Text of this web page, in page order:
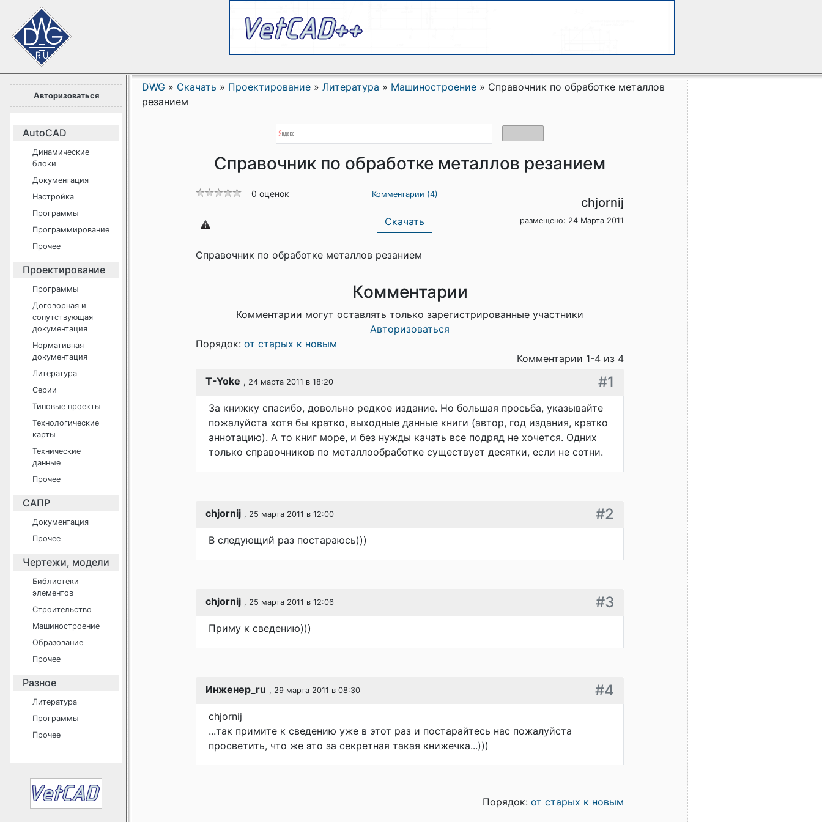
Авторизоваться
AutoCAD
Динамические
блоки
Документация
Настройка
Программы
Программирование
Прочее
Проектирование
Программы
Договорная и
сопутствующая
документация
Нормативная
документация
Литература
Серии
Типовые проекты
Технологические
карты
Технические
данные
Прочее
САПР
Документация
Прочее
Чертежи, модели
Библиотеки
элементов
Строительство
Машиностроение
Образование
Прочее
Разное
Литература
Программы
Прочее
DWG » Скачать » Проектирование » Литература » Машиностроение » Справочник по обработке металлов
резанием
Справочник по обработке металлов резанием
0 оценок Комментарии (4)
Скачать
chjornij
размещено: 24 Марта 2011
Справочник по обработке металлов резанием
Комментарии
Комментарии могут оставлять только зарегистрированные участники
Авторизоваться
Порядок: от старых к новым
Комментарии 1-4 из 4
T-Yoke , 24 марта 2011 в 18:20 #1
За книжку спасибо, довольно редкое издание. Но большая просьба, указывайте
пожалуйста хотя бы кратко, выходные данные книги (автор, год издания, кратко
аннотацию). А то книг море, и без нужды качать все подряд не хочется. Одних
только справочников по металлообработке существует десятки, если не сотни.
chjornij , 25 марта 2011 в 12:00 #2
В следующий раз постараюсь)))
chjornij , 25 марта 2011 в 12:06 #3
Приму к сведению)))
Инженер_ru , 29 марта 2011 в 08:30 #4
chjornij
...так примите к сведению уже в этот раз и постарайтесь нас пожалуйста
просветить, что же это за секретная такая книжечка...)))
Порядок: от старых к новым